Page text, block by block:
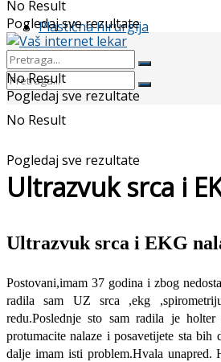
Plastična hirurgija
No Result
Pogledaj sve rezultate
No Result
Pogledaj sve rezultate
No Result
Pogledaj sve rezultate
Ultrazvuk srca i
Ultrazvuk srca i EKG
Postovani,imam 37 godina i zbog
radila sam UZ srca ,ekg
redu.Poslednje sto sam radila je
protumacite nalaze i posavetijete sta bih
dalje imam isti problem.Hvala unapred.